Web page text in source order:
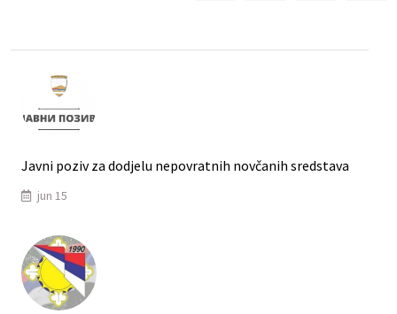
Javni poziv za dodjelu nepovratnih novčanih sredstava
jun 15